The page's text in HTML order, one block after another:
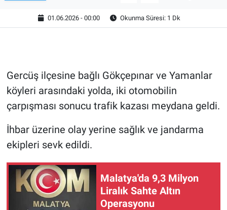
01.06.2026 - 00:00 Okunma Süresi: 1 Dk
Gercüş ilçesine bağlı Gökçepınar ve Yamanlar
köyleri arasındaki yolda, iki otomobilin
çarpışması sonucu trafik kazası meydana geldi.
İhbar üzerine olay yerine sağlık ve jandarma
ekipleri sevk edildi.
Malatya'da 9,3 Milyon
Liralık Sahte Altın
Operasyonu
ASAYİŞ
ÇEVRE
POLİTİKA
SPOR
MAGAZİN